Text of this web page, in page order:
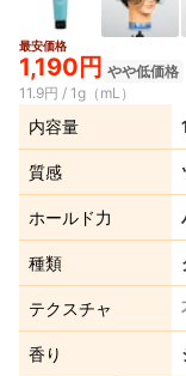
最安価格
1,190円 やや低価格
11.9円 / 1g（mL）
内容量
質感
ホールド力
種類
テクスチャ
香り